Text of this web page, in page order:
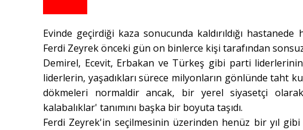
Evinde geçirdiği kaza sonucunda kaldırıldığı
Ferdi Zeyrek önceki gün on binlerce kişi tarafından
Demirel, Ecevit, Erbakan ve Türkeş gibi parti
liderlerin, yaşadıkları sürece milyonların gönlünde taht
dökmeleri normaldir ancak, bir yerel siyasetçi
kalabalıklar' tanımını başka bir boyuta taşıdı.
Ferdi Zeyrek'in seçilmesinin üzerinden henüz bir yıl